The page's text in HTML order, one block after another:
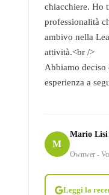
chiacchiere. Ho
professionalità
ambivo nella
attività.<br />
Abbiamo deciso
esperienza a
M
Mario Lisi
Ownwer -
Leggi la